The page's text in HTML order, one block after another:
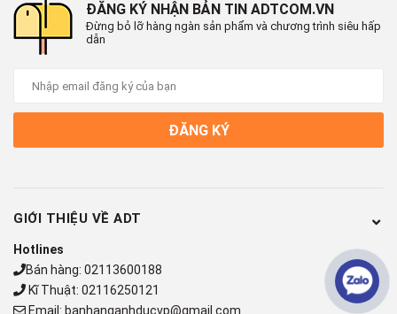
ĐĂNG KÝ NHẬN BẢN TIN ADTCOM.VN
Đừng bỏ lỡ hàng ngàn sản phẩm và chương trình siêu hấp
dẫn
ĐĂNG KÝ
GIỚI THIỆU VỀ ADT
Hotlines
Bán hàng: 02113600188
Kĩ Thuật: 02116250121
Email: banhanganhducvp@gmail.com